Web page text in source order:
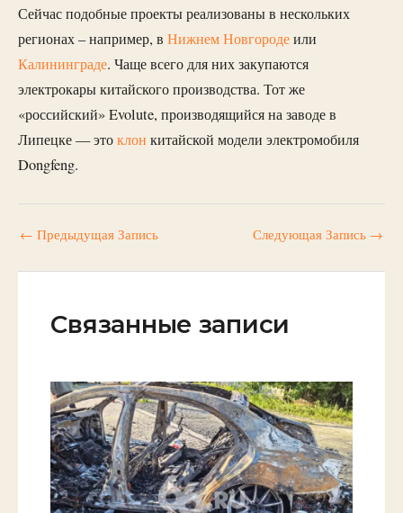
Сейчас подобные проекты реализованы в нескольких
регионах – например, в Нижнем Новгородеили
Калининграде. Чаще всего для них закупаются
электрокары китайского производства. Тот же
«российский» Evolute, производящийся на заводе в
Липецке — этоклон китайской модели электромобиля
Dongfeng.
← Предыдущая Запись Следующая Запись →
Связанные записи